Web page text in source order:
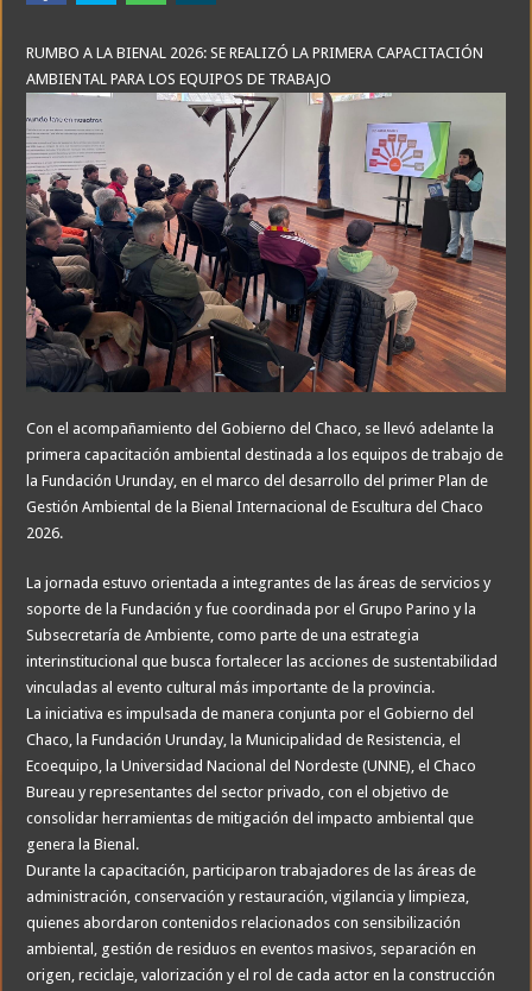
RUMBO A LA BIENAL 2026: SE REALIZÓ LA PRIMERA CAPACITACIÓN
AMBIENTAL PARA LOS EQUIPOS DE TRABAJO
Con el acompañamiento del Gobierno del Chaco, se llevó adelante la
primera capacitación ambiental destinada a los equipos de trabajo de
la Fundación Urunday, en el marco del desarrollo del primer Plan de
Gestión Ambiental de la Bienal Internacional de Escultura del Chaco
2026.
La jornada estuvo orientada a integrantes de las áreas de servicios y
soporte de la Fundación y fue coordinada por el Grupo Parino y la
Subsecretaría de Ambiente, como parte de una estrategia
interinstitucional que busca fortalecer las acciones de sustentabilidad
vinculadas al evento cultural más importante de la provincia.
La iniciativa es impulsada de manera conjunta por el Gobierno del
Chaco, la Fundación Urunday, la Municipalidad de Resistencia, el
Ecoequipo, la Universidad Nacional del Nordeste (UNNE), el Chaco
Bureau y representantes del sector privado, con el objetivo de
consolidar herramientas de mitigación del impacto ambiental que
genera la Bienal.
Durante la capacitación, participaron trabajadores de las áreas de
administración, conservación y restauración, vigilancia y limpieza,
quienes abordaron contenidos relacionados con sensibilización
ambiental, gestión de residuos en eventos masivos, separación en
origen, reciclaje, valorización y el rol de cada actor en la construcción